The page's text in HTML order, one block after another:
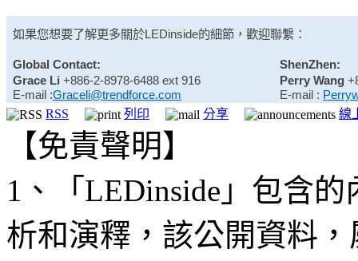
如果您想要了解更多關於LEDinside的細節，歡迎聯繫：
Global Contact:
ShenZhen:
Grace Li +886-2-8978-6488 ext 916
E-mail :Graceli@trendforce.com
Perry Wang
E-mail :
RSS
列印 分享 線
【免責聲明】
1、「LEDinside」包含
析和演釋，該公開資料